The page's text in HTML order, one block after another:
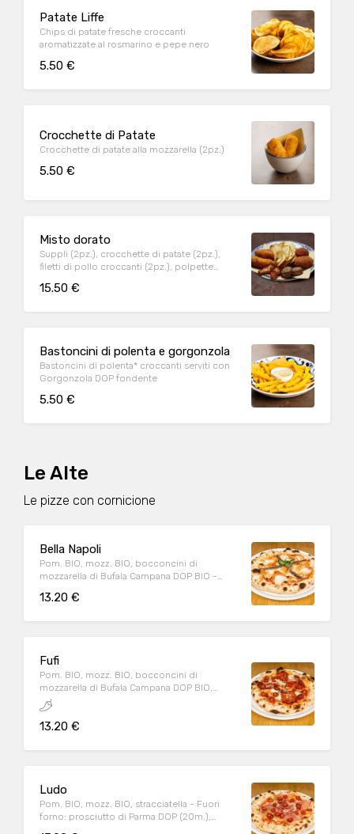
Patate Liffe
Chips di patate fresche croccanti
aromatizzate al rosmarino e pepe nero
5.50 €
Crocchette di Patate
Crocchette di patate alla mozzarella (2pz.)
5.50 €
Misto dorato
Supplì (2pz.), crocchette di patate (2pz.),
filetti di pollo croccanti (2pz.), polpette
15.50 €
Bastoncini di polenta e gorgonzola
Bastoncini di polenta* croccanti serviti con
Gorgonzola DOP fondente
5.50 €
Le Alte
Le pizze con cornicione
Bella Napoli
Pom. BIO, mozz. BIO, bocconcini di
mozzarella di Bufala Campana DOP BIO -
EVO BIO
13.20 €
Fufi
Pom. BIO, mozz. BIO, bocconcini di
mozzarella di Bufala Campana DOP BIO,
pesto di salsiccia, spianata piccante - Fuori
forno: pomodorini datterino conditi, origano
13.20 €
Ludo
Pom. BIO, mozz. BIO, stracciatella - Fuori
forno: prosciutto di Parma DOP (20m.),